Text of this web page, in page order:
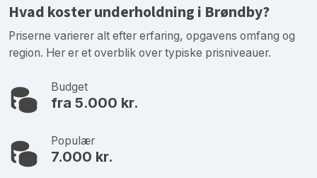
Hvad koster underholdning i Brøndby?
Priserne varierer alt efter erfaring, opgavens omfang og
region. Her er et overblik over typiske prisniveauer.
Budget
fra 5.000 kr.
Populær
7.000 kr.